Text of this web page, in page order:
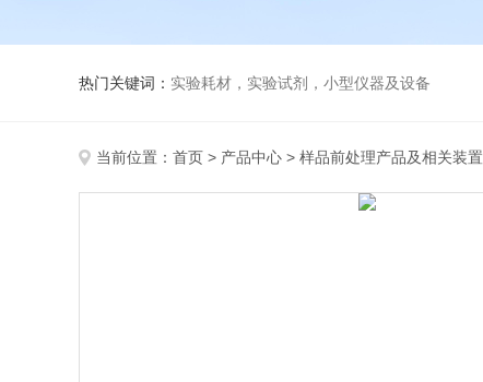
热门关键词： 实验耗材，实验试剂，小型仪器及设备
当前位置： 首页 > 产品中心 > 样品前处理产品及相关装置